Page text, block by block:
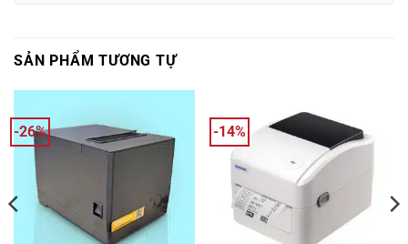
SẢN PHẨM TƯƠNG TỰ
-26% -14%